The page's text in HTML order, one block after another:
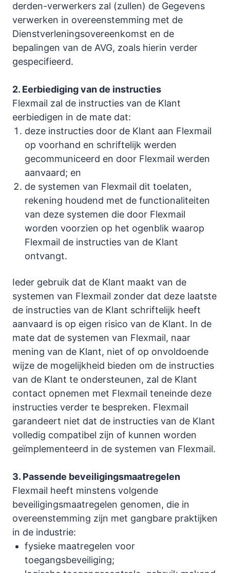
derden-verwerkers zal (zullen) de Gegevens
verwerken in overeenstemming met de
Dienstverleningsovereenkomst en de
bepalingen van de AVG, zoals hierin verder
gespecifieerd.
2. Eerbiediging van de instructies
Flexmail zal de instructies van de Klant
eerbiedigen in de mate dat:
deze instructies door de Klant aan Flexmail
op voorhand en schriftelijk werden
gecommuniceerd en door Flexmail werden
aanvaard; en
de systemen van Flexmail dit toelaten,
rekening houdend met de functionaliteiten
van deze systemen die door Flexmail
worden voorzien op het ogenblik waarop
Flexmail de instructies van de Klant
ontvangt.
Ieder gebruik dat de Klant maakt van de
systemen van Flexmail zonder dat deze laatste
de instructies van de Klant schriftelijk heeft
aanvaard is op eigen risico van de Klant. In de
mate dat de systemen van Flexmail, naar
mening van de Klant, niet of op onvoldoende
wijze de mogelijkheid bieden om de instructies
van de Klant te ondersteunen, zal de Klant
contact opnemen met Flexmail teneinde deze
instructies verder te bespreken. Flexmail
garandeert niet dat de instructies van de Klant
volledig compatibel zijn of kunnen worden
geïmplementeerd in de systemen van Flexmail.
3. Passende beveiligingsmaatregelen
Flexmail heeft minstens volgende
beveiligingsmaatregelen genomen, die in
overeenstemming zijn met gangbare praktijken
in de industrie:
fysieke maatregelen voor
toegangsbeveiliging;